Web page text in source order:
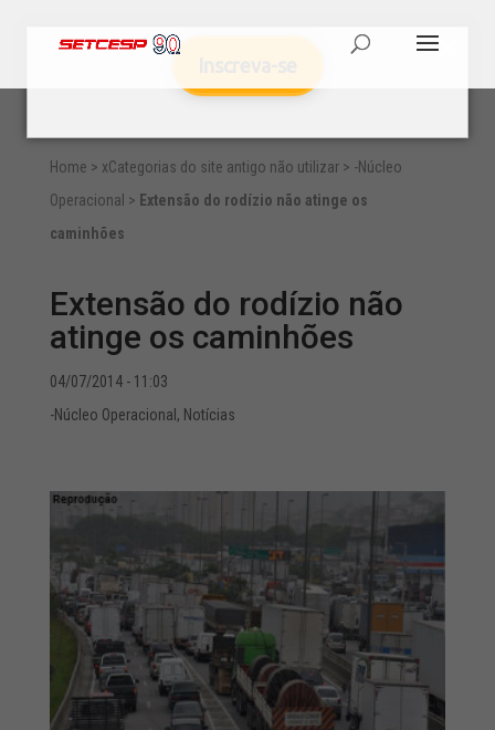
Home > xCategorias do site antigo não utilizar> -Núcleo
Operacional > Extensão do rodízio não atinge os
caminhões
Extensão do rodízio não
atinge os caminhões
04/07/2014 - 11:03
-Núcleo Operacional , Notícias